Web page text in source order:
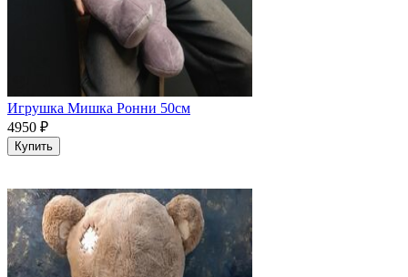
Игрушка Мишка Ронни 50см
4950 ₽
Купить